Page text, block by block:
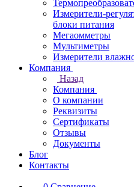
Измерители-
блоки питания
Мегаомметры
Мультиметры
Измерители
Компания
Назад
Компания
О компании
Реквизиты
Сертификаты
Отзывы
Документы
Блог
Контакты